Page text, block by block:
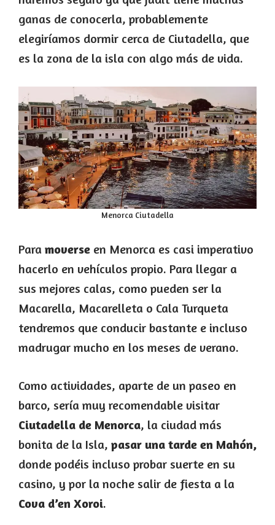
ganas de conocerla, probablemente
elegiríamos dormir cerca de Ciutadella, que
es la zona de la isla con algo más de vida.
Menorca Ciutadella
Para moverse en Menorca es casi imperativo
hacerlo en vehículos propio. Para llegar a
sus mejores calas, como pueden ser la
Macarella, Macarelleta o Cala Turqueta
tendremos que conducir bastante e incluso
madrugar mucho en los meses de verano.
Como actividades, aparte de un paseo en
barco, sería muy recomendable visitar
Ciutadella de Menorca, la ciudad más
bonita de la Isla, pasar una tarde en Mahón,
donde podéis incluso probar suerte en su
casino, y por la noche salir de fiesta a la
Cova d’en Xoroi.